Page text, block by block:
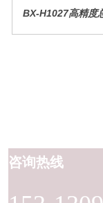
BX-H1027高精度
咨询热线